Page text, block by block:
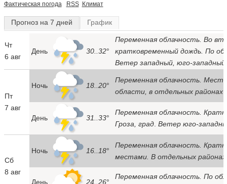
Фактическая погода RSS Климат
Прогноз на 7 дней График
Чт
6 авг
День 30..32°
Переменная облачность. Во
кратковременный дождь. По
Ветер западный, юго-
Пт
7 авг
Ночь 18..20°
Переменная облачность.
области, в отдельных районах
День 31..33°
Переменная облачность.
Гроза, град. Ветер юго-
Сб
8 авг
Ночь 16..18°
Переменная облачность.
местами. В отдельных районах
День 24..26°
Переменная облачность. По